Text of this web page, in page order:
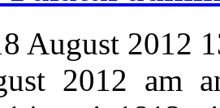
August 2012
2012 am